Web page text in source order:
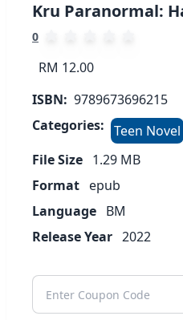
Kru Paranormal:
0
RM 12.00
ISBN: 9789673696215
Categories: Teen Novel
File Size 1.29 MB
Format epub
Language BM
Release Year 2022